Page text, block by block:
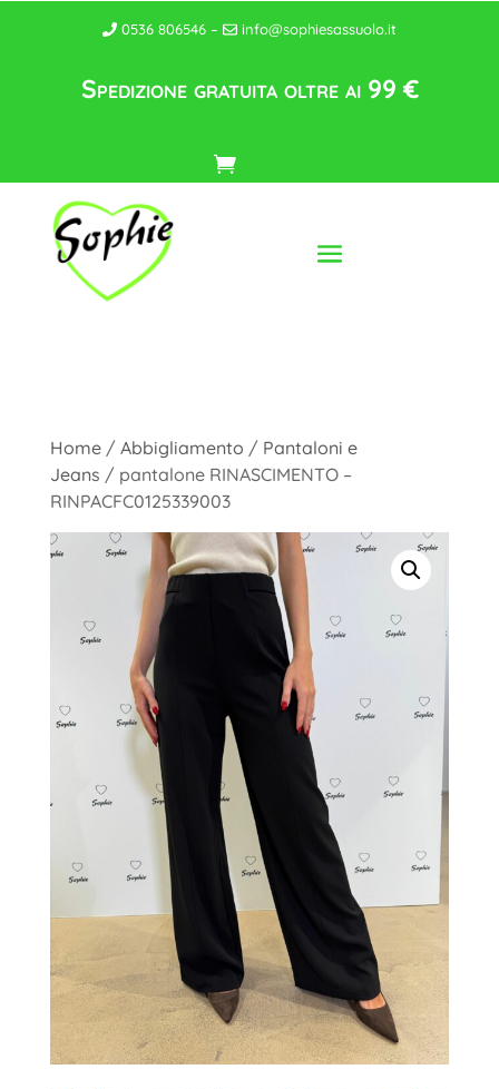
0536 806546 – info@sophiesassuolo.it
Spedizione gratuita oltre ai 99 €
Home/ Abbigliamento / Pantaloni e
Jeans / pantalone RINASCIMENTO –
RINPACFC0125339003